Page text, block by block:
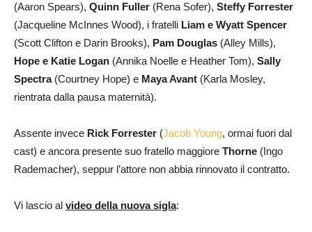
(Aaron Spears), Quinn Fuller (Rena Sofer), Steffy Forrester
(Jacqueline McInnes Wood), i fratelli Liam e Wyatt Spencer
(Scott Clifton e Darin Brooks), Pam Douglas (Alley Mills),
Hope e Katie Logan (Annika Noelle e Heather Tom), Sally
Spectra(Courtney Hope) e Maya Avant (Karla Mosley,
rientrata dalla pausa maternità).
Assente invece Rick Forrester (Jacob Young, ormai fuori dal
cast) e ancora presente suo fratello maggiore Thorne (Ingo
Rademacher), seppur l’attore non abbia rinnovato il contratto.
Vi lascio al video della nuova sigla: